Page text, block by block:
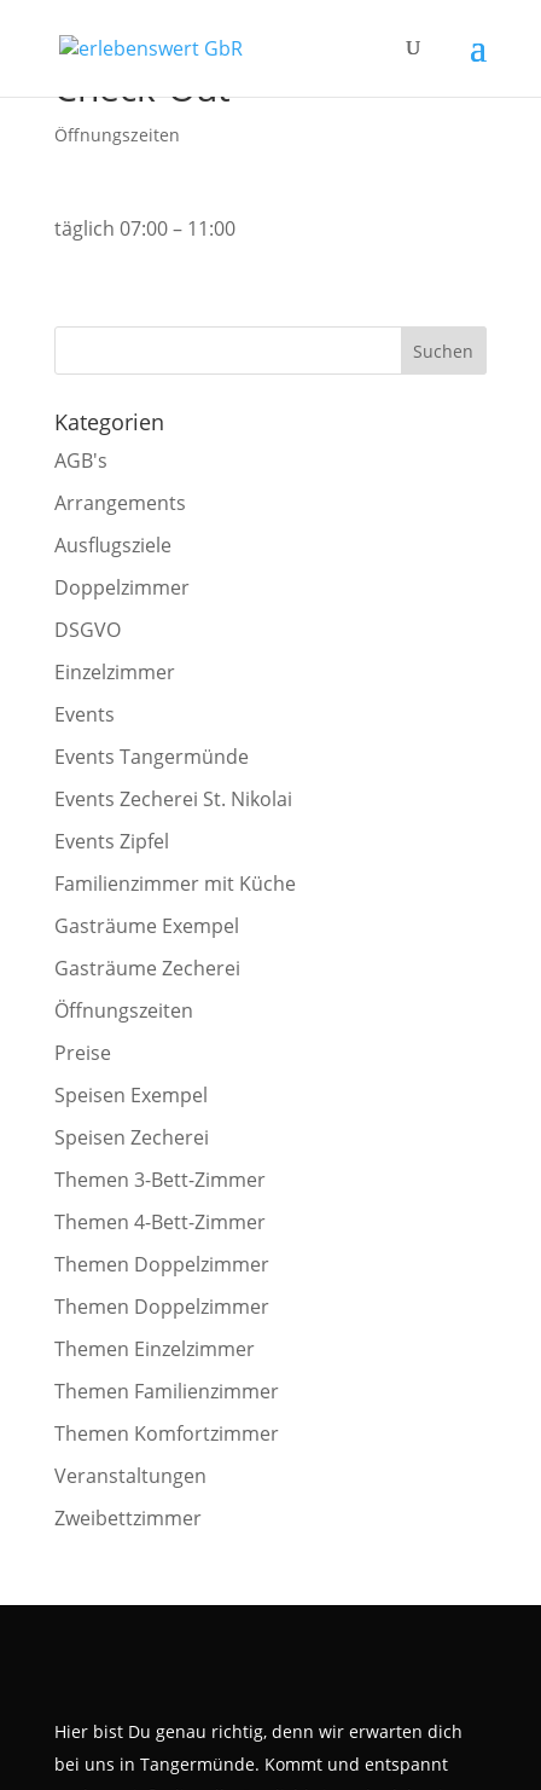
Check-Out
Öffnungszeiten
täglich 07:00 – 11:00
Kategorien
AGB's
Arrangements
Ausflugsziele
Doppelzimmer
DSGVO
Einzelzimmer
Events
Events Tangermünde
Events Zecherei St. Nikolai
Events Zipfel
Familienzimmer mit Küche
Gasträume Exempel
Gasträume Zecherei
Öffnungszeiten
Preise
Speisen Exempel
Speisen Zecherei
Themen 3-Bett-Zimmer
Themen 4-Bett-Zimmer
Themen Doppelzimmer
Themen Doppelzimmer
Themen Einzelzimmer
Themen Familienzimmer
Themen Komfortzimmer
Veranstaltungen
Zweibettzimmer
Hier bist Du genau richtig, denn wir erwarten dich
bei uns in Tangermünde. Kommt und entspannt